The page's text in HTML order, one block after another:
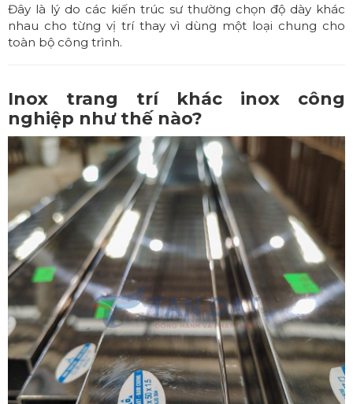
Đây là lý do các kiến trúc sư thường chọn độ dày khác
nhau cho từng vị trí thay vì dùng một loại chung cho
toàn bộ công trình.
Inox trang trí khác inox công
nghiệp như thế nào?